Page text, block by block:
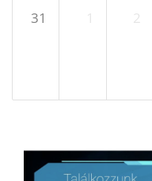
31 1 2